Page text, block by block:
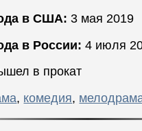
в США: 3 мая 2019
в России: 4 июля
в прокат
, комедия,